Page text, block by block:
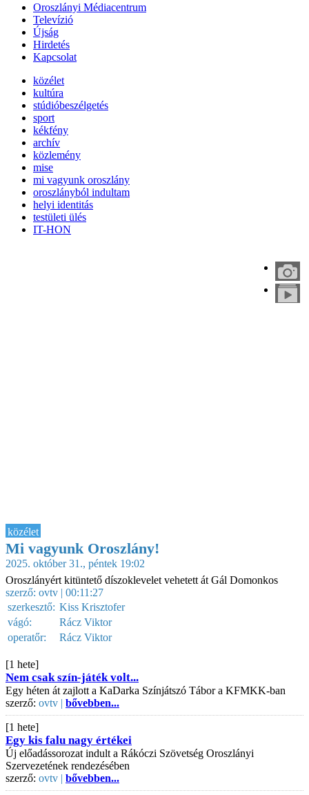
Oroszlányi Médiacentrum
Televízió
Újság
Hirdetés
Kapcsolat
közélet
kultúra
stúdióbeszélgetés
sport
kékfény
archív
közlemény
mise
mi vagyunk oroszlány
oroszlányból indultam
helyi identitás
testületi ülés
IT-HON
közélet
Mi vagyunk Oroszlány!
2025. október 31., péntek 19:02
Oroszlányért kitüntető díszoklevelet vehetett át Gál Domonkos
szerző: ovtv | 00:11:27
szerkesztő: Kiss Krisztofer
vágó:
Rácz Viktor
operatőr:
Rácz Viktor
[1 hete]
Nem csak szín-játék volt...
Egy héten át zajlott a KaDarka Színjátszó Tábor a KFMKK-ban
szerző: ovtv | bővebben...
[1 hete]
Egy kis falu nagy értékei
Új előadássorozat indult a Rákóczi Szövetség Oroszlányi
Szervezetének rendezésében
szerző: ovtv | bővebben...